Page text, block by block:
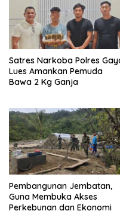
Satres Narkoba Polres
Lues Amankan Pemuda
Bawa 2 Kg Ganja
Pembangunan Jembatan,
Guna Membuka Akses
Perkebunan dan Ekonomi